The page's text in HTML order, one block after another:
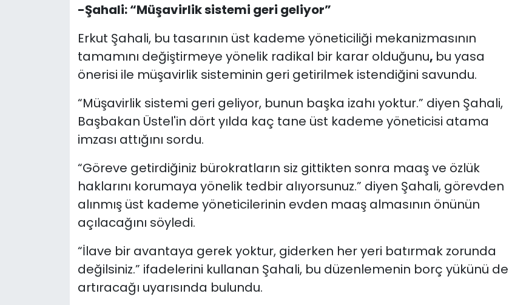
-Şahali: “Müşavirlik sistemi geri geliyor”
Erkut Şahali, bu tasarının üst kademe yöneticiliği mekanizmasının
tamamını değiştirmeye yönelik radikal bir karar olduğunu, bu yasa
önerisi ile müşavirlik sisteminin geri getirilmek istendiğini savundu.
“Müşavirlik sistemi geri geliyor, bunun başka izahı yoktur.” diyen Şahali,
Başbakan Üstel'in dört yılda kaç tane üst kademe yöneticisi atama
imzası attığını sordu.
“Göreve getirdiğiniz bürokratların siz gittikten sonra maaş ve özlük
haklarını korumaya yönelik tedbir alıyorsunuz.” diyen Şahali, görevden
alınmış üst kademe yöneticilerinin evden maaş almasının önünün
açılacağını söyledi.
“İlave bir avantaya gerek yoktur, giderken her yeri batırmak zorunda
değilsiniz.” ifadelerini kullanan Şahali, bu düzenlemenin borç yükünü de
artıracağı uyarısında bulundu.